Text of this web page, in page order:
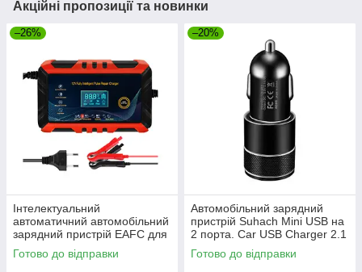
Акційні пропозиції та новинки
–26%
Інтелектуальний
автоматичний автомобільний
зарядний пристрій EAFC для
акумуляторів 12 В 6 А new
Готово до відправки
–20%
Автомобільний зарядний
пристрій Suhach Mini USB на
2 порта. Car USB Charger 2.1
A. Чорний
Готово до відправки